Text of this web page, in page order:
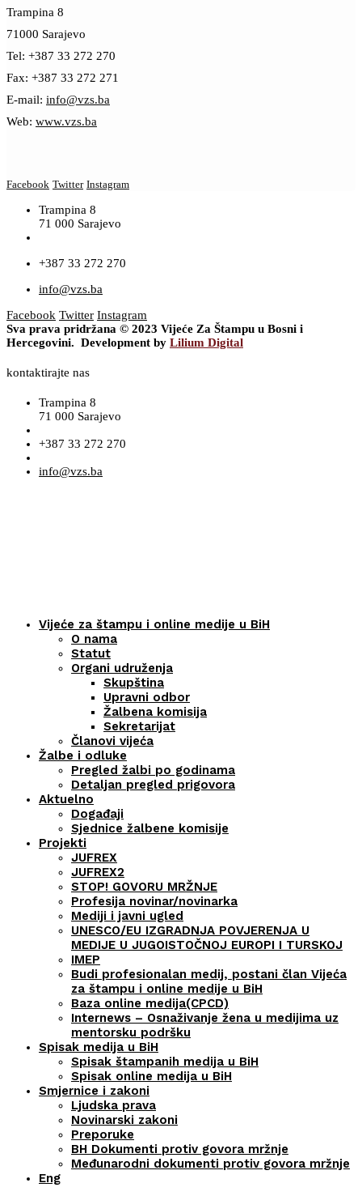
Trampina 8
71000 Sarajevo
Tel: +387 33 272 270
Fax: +387 33 272 271
E-mail: info@vzs.ba
Web: www.vzs.ba
Facebook Twitter Instagram
Trampina 8
71 000 Sarajevo
+387 33 272 270
info@vzs.ba
Facebook Twitter Instagram
Sva prava pridržana © 2023 Vijeće Za Štampu u Bosni i
Hercegovini. Development by Lilium Digital
kontaktirajte nas
Trampina 8
71 000 Sarajevo
+387 33 272 270
info@vzs.ba
Vijeće za štampu i online medije u BiH
O nama
Statut
Organi udruženja
Skupština
Upravni odbor
Žalbena komisija
Sekretarijat
Članovi vijeća
Žalbe i odluke
Pregled žalbi po godinama
Detaljan pregled prigovora
Aktuelno
Događaji
Sjednice žalbene komisije
Projekti
JUFREX
JUFREX2
STOP! GOVORU MRŽNJE
Profesija novinar/novinarka
Mediji i javni ugled
UNESCO/EU IZGRADNJA POVJERENJA U
MEDIJE U JUGOISTOČNOJ EUROPI I TURSKOJ
IMEP
Budi profesionalan medij, postani član Vijeća
za štampu i online medije u BiH
Baza online medija(CPCD)
Internews – Osnaživanje žena u medijima uz
mentorsku podršku
Spisak medija u BiH
Spisak štampanih medija u BiH
Spisak online medija u BiH
Smjernice i zakoni
Ljudska prava
Novinarski zakoni
Preporuke
BH Dokumenti protiv govora mržnje
Međunarodni dokumenti protiv govora mržnje
Eng